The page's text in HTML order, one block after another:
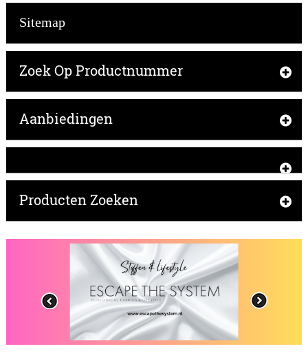
Sitemap
Zoek Op Productnummer
Aanbiedingen
Producten Zoeken